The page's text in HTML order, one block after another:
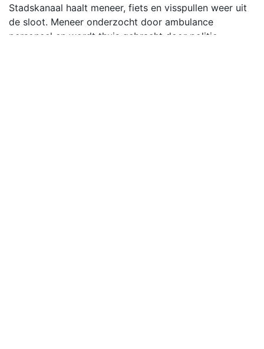
Stadskanaal haalt meneer, fiets en visspullen weer uit
de sloot. Meneer onderzocht door ambulance
personeel en wordt thuis gebracht door politie.